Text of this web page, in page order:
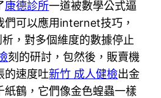
康德診所一道被數學公式逼
們可以應用internet技巧，
，對多個維度的數據停止
刻的研討，包然後，販賣機
的速度吐新竹 成人健檢出金
紙鶴，它們像金色蝗蟲一樣